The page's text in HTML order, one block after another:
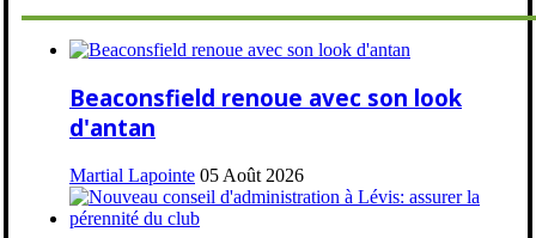
Beaconsfield renoue avec son look
d'antan
Martial Lapointe 05 Août 2026